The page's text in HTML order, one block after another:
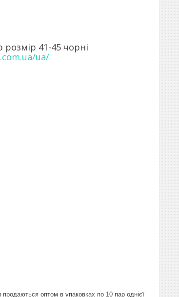
41-45 чорні
ua/
продаються оптом в упаковках по 10 пар однієї